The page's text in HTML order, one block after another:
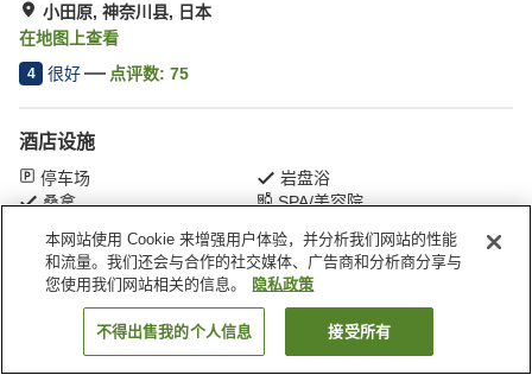
小田原, 神奈川县, 日本
在地图上查看
4 很好 点评数: 75
酒店设施
停车场
岩盘浴
桑拿
SPA/美容院
首页 日本 神奈川县 小田原 小田原希尔顿温泉度假酒店
搜索客房
本网站使用 Cookie 来增强用户体验，并分析我们网站的性能
和流量。我们还会与合作的社交媒体、广告商和分析商分享与
您使用我们网站相关的信息。
隐私政策
不得出售我的个人信息 接受所有